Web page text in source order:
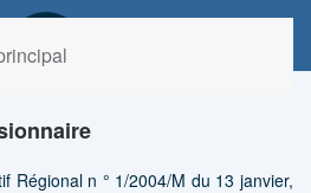
Régional n ° 1/2004/M du 13 janvier,